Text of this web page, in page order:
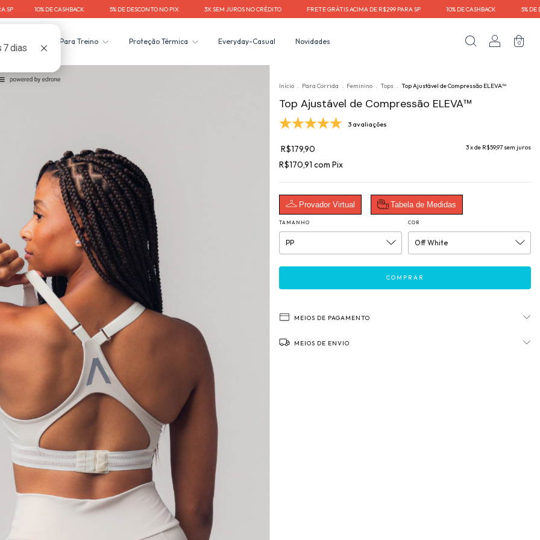
CASHBACK⠀⠀⠀⠀⠀⠀5% DE DESCONTO NO PIX⠀⠀⠀⠀⠀⠀3X SEM JUROS NO CRÉDITO⠀⠀⠀⠀⠀⠀FRETE GRÁTIS ACIMA DE R$299 PARA SP⠀⠀⠀⠀⠀⠀10% DE CASHBACK⠀⠀⠀⠀⠀⠀5% DE
Para Treino Proteção Térmica Everyday-Casual Novidades 0
Início . Para Corrida . Feminino . Tops . Top Ajustável de Compressão ELEVA™
Top Ajustável de Compressão ELEVA™
3 avaliações
R$179,90
R$170,91 com Pix
3x de R$59,97 sem juros
Provador Virtual Tabela de Medidas
TAMANHO COR
MEIOS DE PAGAMENTO
MEIOS DE ENVIO